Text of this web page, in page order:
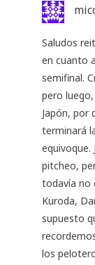
Saludos
en cuanto
semifinal.
pero luego,
Japón, por
terminará
equivoque.
pitcheo,
todavía no
Kuroda,
supuesto
los